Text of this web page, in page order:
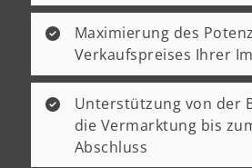
Maximierung des
Verkaufspreises Ihrer
Unterstützung von der
die Vermarktung bis
Abschluss